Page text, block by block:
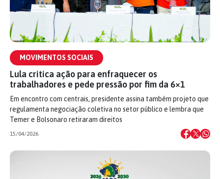
MOVIMENTOS SOCIAIS
Lula critica ação para enfraquecer os
trabalhadores e pede pressão por fim da 6×1
Em encontro com centrais, presidente assina também projeto que
regulamenta negociação coletiva no setor público e lembra que
Temer e Bolsonaro retiraram direitos
15/04/2026